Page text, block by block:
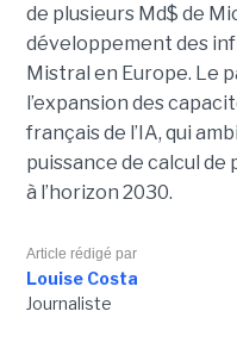
de plusieurs Md$ de
développement des
Mistral en Europe. Le
l’expansion des
français de l’IA, qui
puissance de calcul
à l’horizon 2030.
Article rédigé par
Louise Costa
Journaliste